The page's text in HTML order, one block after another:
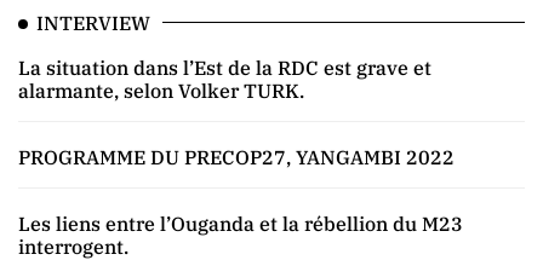
INTERVIEW
La situation dans l’Est de la RDC est grave et
alarmante, selon Volker TURK.
PROGRAMME DU PRECOP27, YANGAMBI 2022
Les liens entre l’Ouganda et la rébellion du M23
interrogent.